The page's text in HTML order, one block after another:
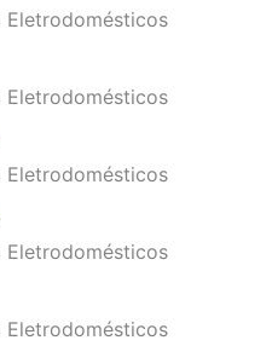
Eletrodomésticos
Eletrodomésticos
Eletrodomésticos
Eletrodomésticos
Eletrodomésticos